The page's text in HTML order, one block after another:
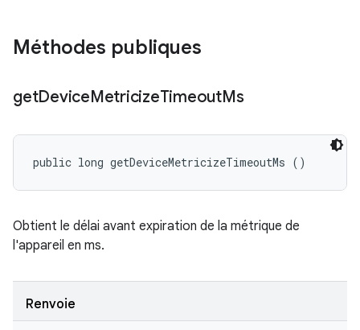
Méthodes publiques
getDeviceMetricizeTimeoutMs
public long getDeviceMetricizeTimeoutMs ()
Obtient le délai avant expiration de la métrique de
l'appareil en ms.
Renvoie